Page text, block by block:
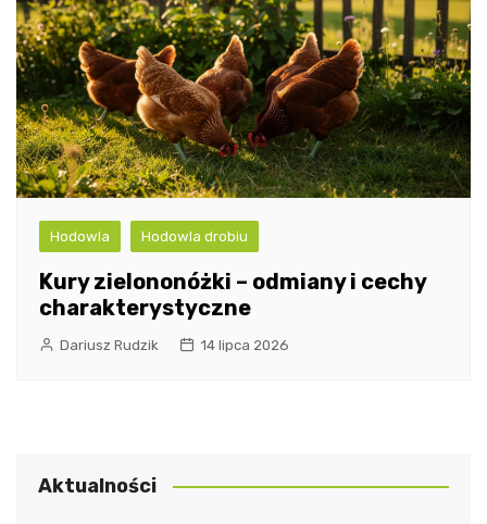
Hodowla Hodowla drobiu
Kury zielononóżki – odmiany i cechy
charakterystyczne
Dariusz Rudzik 14 lipca 2026
Aktualności